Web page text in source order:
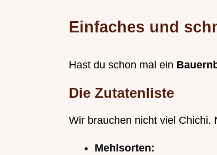
Einfaches und
Hast du schon mal ein
Die Zutatenliste
Wir brauchen nicht viel Chichi.
Mehlsorten: